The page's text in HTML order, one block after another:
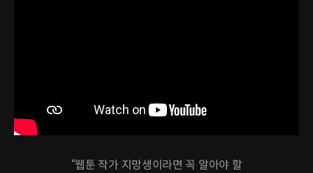
“웹툰 작가 지망생이라면 꼭 알아야 할